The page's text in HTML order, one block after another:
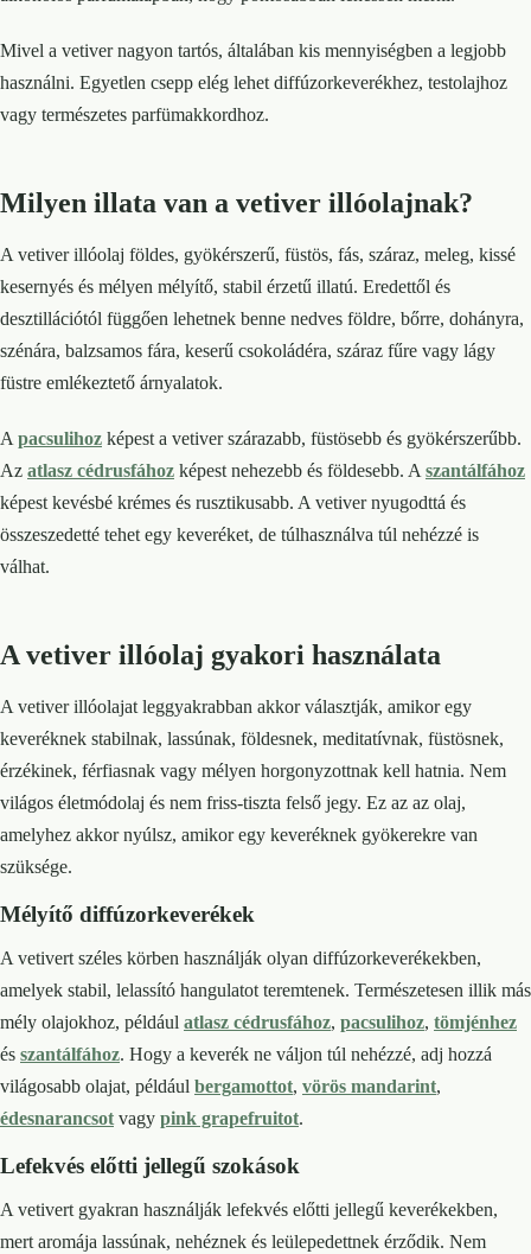
Mivel a vetiver nagyon tartós, általában kis mennyiségben a legjobb
használni. Egyetlen csepp elég lehet diffúzorkeverékhez, testolajhoz
vagy természetes parfümakkordhoz.
Milyen illata van a vetiver illóolajnak?
A vetiver illóolaj földes, gyökérszerű, füstös, fás, száraz, meleg, kissé
kesernyés és mélyen mélyítő, stabil érzetű illatú. Eredettől és
desztillációtól függően lehetnek benne nedves földre, bőrre, dohányra,
szénára, balzsamos fára, keserű csokoládéra, száraz fűre vagy lágy
füstre emlékeztető árnyalatok.
A pacsulihoz képest a vetiver szárazabb, füstösebb és gyökérszerűbb.
Az atlasz cédrusfához képest nehezebb és földesebb. A szantálfához
képest kevésbé krémes és rusztikusabb. A vetiver nyugodttá és
összeszedetté tehet egy keveréket, de túlhasználva túl nehézzé is
válhat.
A vetiver illóolaj gyakori használata
A vetiver illóolajat leggyakrabban akkor választják, amikor egy
keveréknek stabilnak, lassúnak, földesnek, meditatívnak, füstösnek,
érzékinek, férfiasnak vagy mélyen horgonyzottnak kell hatnia. Nem
világos életmódolaj és nem friss-tiszta felső jegy. Ez az az olaj,
amelyhez akkor nyúlsz, amikor egy keveréknek gyökerekre van
szüksége.
Mélyítő diffúzorkeverékek
A vetivert széles körben használják olyan diffúzorkeverékekben,
amelyek stabil, lelassító hangulatot teremtenek. Természetesen illik más
mély olajokhoz, például atlasz cédrusfához, pacsulihoz, tömjénhez
és szantálfához. Hogy a keverék ne váljon túl nehézzé, adj hozzá
világosabb olajat, például bergamottot, vörös mandarint,
édesnarancsot vagy pink grapefruitot.
Lefekvés előtti jellegű szokások
A vetivert gyakran használják lefekvés előtti jellegű keverékekben,
mert aromája lassúnak, nehéznek és leülepedettnek érződik. Nem